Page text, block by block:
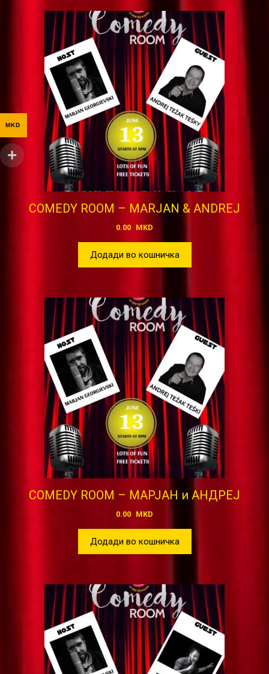
COMEDY ROOM – MARJAN & АNDREJ
0.00 MKD
Додади во кошничка
COMEDY ROOM – МАРЈАН и АНДРЕЈ
0.00 MKD
Додади во кошничка
MKD